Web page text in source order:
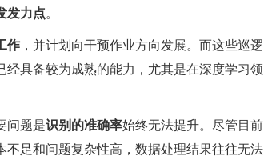
发力点。
作 ，并计划向干预作业方向发展。而这些巡逻
具备较为成熟的能力，尤其是在深度学习领
问题是识别的准确率始终无法提升。尽管目前
足和问题复杂性高，数据处理结果往往无法